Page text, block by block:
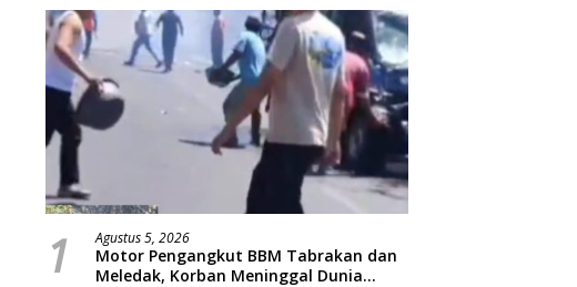
1 Agustus 5, 2026
Motor Pengangkut BBM Tabrakan dan
Meledak, Korban Meninggal Dunia